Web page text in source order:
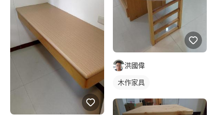
洪國偉
木作家具